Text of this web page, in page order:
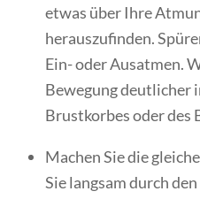
etwas über Ihre
herauszufinden.
Ein- oder Ausatmen.
Bewegung deutlicher
Brustkorbes oder des
Machen Sie die
Sie langsam durch